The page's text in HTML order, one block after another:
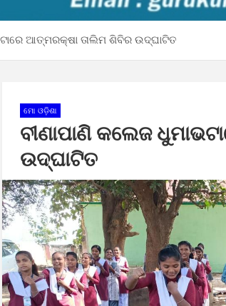
ଆତ୍ମରକ୍ଷା ତାଲିମ ଶିବିର ଉଦ୍ଘାଟିତ
ମୋ ଓଡ଼ିଶା
ବୀଣାପାଣି କଲେଜ
ଉଦ୍ଘାଟିତ